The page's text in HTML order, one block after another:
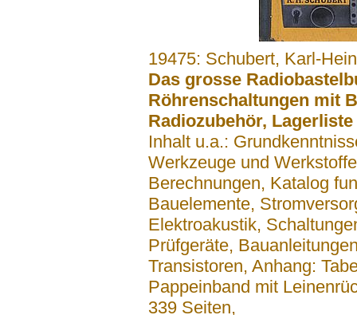
19475: Schubert, Karl-
Das grosse
Röhrenschaltungen mit
Radiozubehör,
Inhalt u.a.:
Werkzeuge und
Berechnungen, Katalog
Bauelemente,
Elektroakustik,
Prüfgeräte,
Transistoren, Anhang:
Pappeinband mit
339 Seiten,